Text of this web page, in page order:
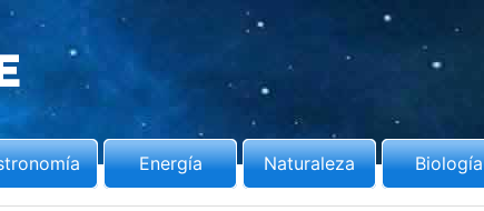
Energía Naturaleza Biología